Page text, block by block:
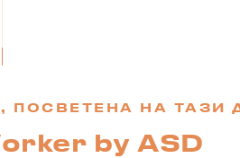
ПОСВЕТЕНА НА ТАЗИ
by ASD